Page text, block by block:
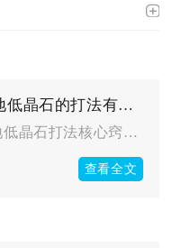
攻城掠地低晶石的打法有哪些窍门
攻城掠地低晶石打法核心窍门在于技能精准搭配、排阵细节把控、资...
查看全文